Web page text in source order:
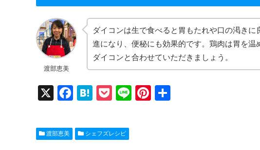
渡部恵美
ダイコンは生で食べると胃もたれや口の渇きに
進になり、便秘にも効果的です。鶏肉は胃を温
ダイコンと合わせていただきましょう。
X
F
c
e
H
e
n
P
ck
et
Li
Pi
渡部恵美 シェフズレシピ